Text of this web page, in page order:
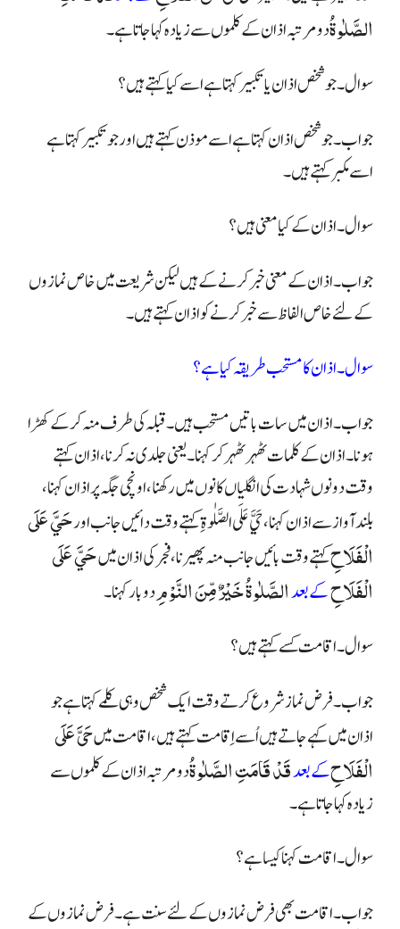
الصَّلٰوةُدو مرتبہ اذان کے کلموں سے زیادہ کہا جاتا ہے۔
سوال۔ جو شخص اذان یا تکبیر کہتا ہے اسے کیا کہتے ہیں؟
جواب۔ جو شخص اذان کہتا ہے اسے موذن کہتے ہیں اور جو تکبیر کہتا ہے
اسے مکبر کہتے ہیں۔
سوال۔ اذان کے کیا معنی ہیں؟
جواب۔ اذان کے معنی خبر کرنے کے ہیں لیکن شریعت میں خاص نمازوں
کے لئے خاص الفاظ سے خبر کرنے کو اذان کہتے ہیں۔
سوال۔ اذان کا مستحب طریقہ کیا ہے؟
جواب۔ اذان میں سات باتیں مستحب ہیں۔ قبلہ کی طرف منہ کر کے کھڑا
ہونا۔ اذان کے کلمات ٹھہر ٹھہر کر کہنا۔ یعنی جلدی نہ کرنا، اذان کہتے
وقت دونوں شہادت کی انگلیاں کانوں میں رکھنا، اونچی جگہ پر اذان کہنا،
بلند آواز سے اذان کہنا،حَيَّ عَلَى الصَّلٰوةِکہتے وقت دائیں جانب اورحَيَّ عَلَى
الْفَلَاحِکہتے وقت بائیں جانب منہ پھیرنا، فجر کی اذان میںحَيَّ عَلَى
الْفَلَاحِکے بعدالصَّلٰوةُ خَيْرٌ مِّنَ النَّوْمِدوبار کہنا۔
سوال۔ اقامت کسے کہتے ہیں؟
جواب ۔ فرض نماز شروع کرتے وقت ایک شخص وہی کلمے کہتا ہے جو
اذان میں کہے جاتے ہیں اُسے اِقامت کہتے ہیں، اقامت میںحَىَّ عَلَى
الْفَلَاحِکے بعدقَدْ قَامَتِ الصَّلٰوةُدو مرتبہ اذان کے کلموں سے
زیادہ کہا جاتا ہے۔
سوال۔ اقامت کہنا کیسا ہے ؟
جواب۔ اقامت بھی فرض نمازوں کے لئے سنت ہے۔ فرض نمازوں کے